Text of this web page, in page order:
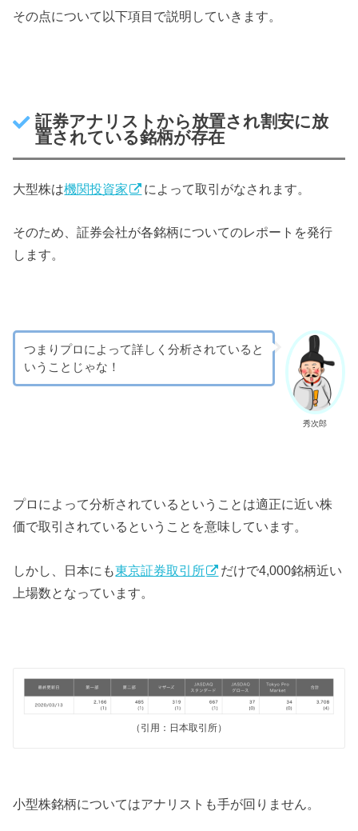
その点について以下項目で説明していきます。
証券アナリストから放置され割安に放
置されている銘柄が存在
大型株は機関投資家 によって取引がなされます。
そのため、証券会社が各銘柄についてのレポートを発行
します。
秀次郎
つまりプロによって詳しく分析されていると
いうことじゃな！
プロによって分析されているということは適正に近い株
価で取引されているということを意味しています。
しかし、日本にも東京証券取引所
だけで4,000銘柄近い
上場数となっています。
（引用：日本取引所）
小型株銘柄についてはアナリストも手が回りません。